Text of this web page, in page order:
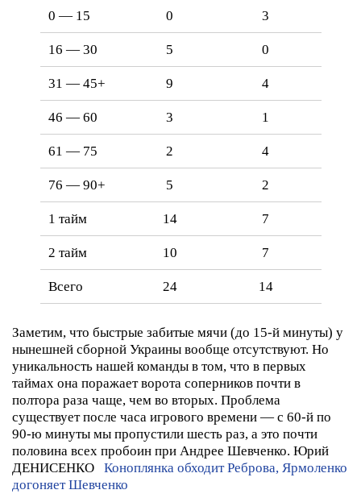
0 — 15 0 3
16 — 30 5 0
31 — 45+ 9 4
46 — 60 3 1
61 — 75 2 4
76 — 90+ 5 2
1 тайм 14 7
2 тайм 10 7
Всего 24 14
Заметим, что быстрые забитые мячи (до 15-й минуты) у
нынешней сборной Украины вообще отсутствуют. Но
уникальность нашей команды в том, что в первых
таймах она поражает ворота соперников почти в
полтора раза чаще, чем во вторых. Проблема
существует после часа игрового времени — с 60-й по
90-ю минуты мы пропустили шесть раз, а это почти
половина всех пробоин при Андрее Шевченко. Юрий
ДЕНИСЕНКО Коноплянка обходит Реброва, Ярмоленко
догоняет Шевченко